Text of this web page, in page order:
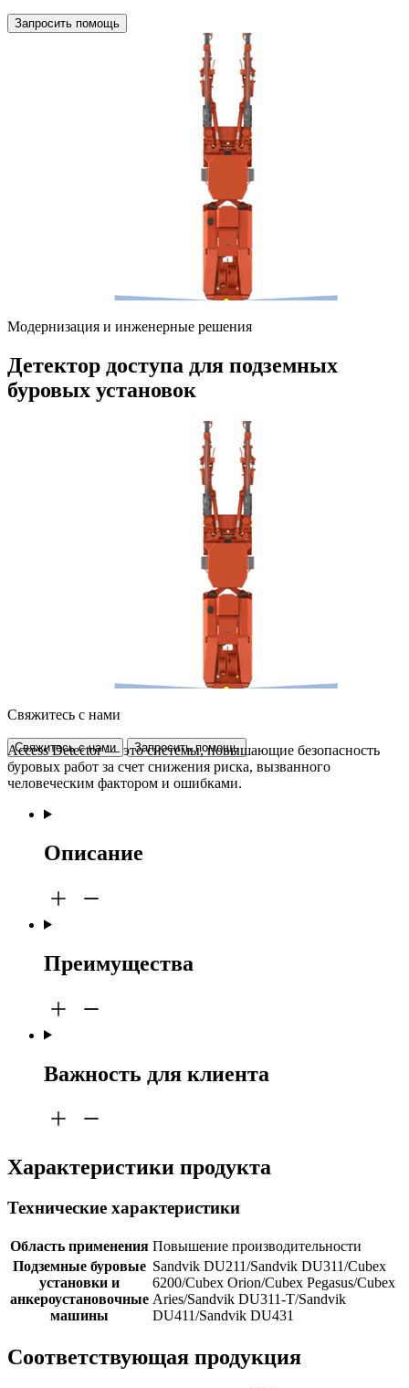
Запросить помощь
Модернизация и инженерные решения
Детектор доступа для подземных
буровых установок
Свяжитесь с нами
Свяжитесь с нами Запросить помощь
Access Detector — это системы, повышающие безопасность
буровых работ за счет снижения риска, вызванного
человеческим фактором и ошибками.
Описание
Преимущества
Важность для клиента
Характеристики продукта
Технические характеристики
Область применения Повышение производительности
Подземные буровые
установки и
анкероустановочные
машины
Sandvik DU211/Sandvik DU311/Cubex
6200/Cubex Orion/Cubex Pegasus/Cubex
Aries/Sandvik DU311-T/Sandvik
DU411/Sandvik DU431
Соответствующая продукция